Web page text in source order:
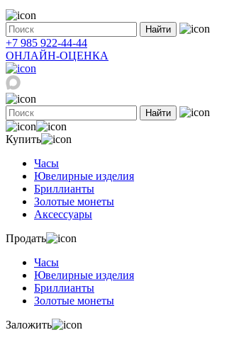
Найти
+7 985 922-44-44
ОНЛАЙН-ОЦЕНКА
Найти
Купить
Часы
Ювелирные изделия
Бриллианты
Золотые монеты
Аксессуары
Продать
Часы
Ювелирные изделия
Бриллианты
Золотые монеты
Заложить